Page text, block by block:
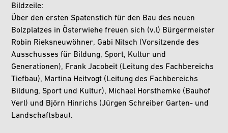
Bildzeile:
Über den ersten Spatenstich für den Bau des neuen
Bolzplatzes in Österwiehe freuen sich (v.l) Bürgermeister
Robin Rieksneuwöhner, Gabi Nitsch (Vorsitzende des
Ausschusses für Bildung, Sport, Kultur und
Generationen), Frank Jacobeit (Leitung des Fachbereichs
Tiefbau), Martina Heitvogt (Leitung des Fachbereichs
Bildung, Sport und Kultur), Michael Horsthemke (Bauhof
Verl) und Björn Hinrichs (Jürgen Schreiber Garten- und
Landschaftsbau).